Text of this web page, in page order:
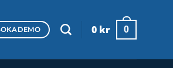
DEMO 0 kr 0